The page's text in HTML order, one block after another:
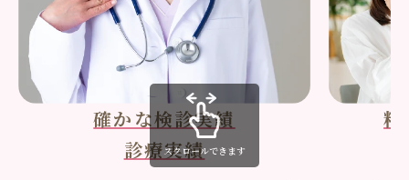
確かな検診実績
診療実績
精
スクロールできます